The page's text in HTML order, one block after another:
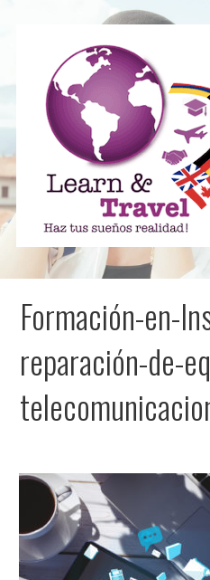
Learn and Travel
Agencia de
Formación-en-
reparación-de-